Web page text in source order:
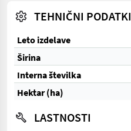
TEHNIČNI PODATKI
Leto izdelave
Širina
Interna številka
Hektar (ha)
LASTNOSTI